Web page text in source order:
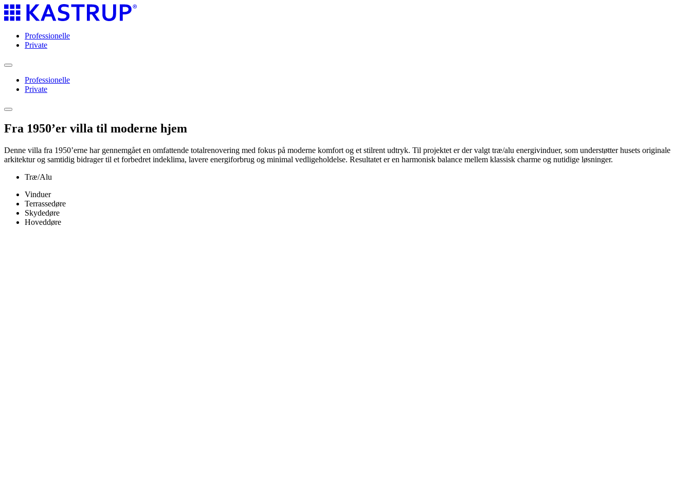
Professionelle​​​​‌ ‍ ​‍​‍‌‍ ‌ ​‍‌‍‍‌‌‍‌ ‌‍‍‌‌‍ ‍​‍​‍​ ‍‍​‍​‍‌ ​ ‌‍​‌‌‍ ‍‌‍‍‌‌ ‌​‌ ‍‌​‍ ‍‌‍‍‌‌‍ ​‍​‍​‍ ​​‍​‍‌‍‍​‌ ​‍‌‍‌‌‌‍‌‍​‍​‍​ ‍‍​‍​‍‌‍‍​‌ ‌​‌ ‌​‌ ​​‌ ​ ​ ‍‍​‍ ​‍ ‌‍‍ ‌‍​‌‌ ​ ‌ ‌​‌ ​‍‌ ‌‌‌ ​​‌ ‌‍‌‍‍‌‌‍ ‍‌‍‌​‌ ‌‌‌‍‌‌‌ ‌​​‍ ‍‌ ​ ‌‍​‌‌‍ ‍‌‍‍‌‌ ‌​‌ ‍‌​‍ ‍‌ ​ ‌ ‌​‌ ‌‌‌‍‌​‌‍‍‌‌‍ ​‍ ‌‍‍‌‌‍ ‍‌ ‌​‌‍‌‌‌‍ ‍‌ ‌​​‍ ‌‍‌‌‌‍‌​‌‍‍‌‌ ‌​​‍ ‌‍ ‌‌‍ ‌‍‌​‌‍‌‌​ ‌‌ ​​‌ ​‍‌‍‌‌‌ ​ ‌‍‌‌‌‍ ‍‌ ‌​‌‍​‌‌ ‌​‌‍‍‌‌‍ ‌‍ ‍​ ‍ ‌‍‍‌‌‍‌​​ ‌‌‍ ‍‌‍​‌‌ ‌‍‌‍‍‌‌‍‌ ‌‍​‌‌ ‌​‌‍‍‌‌‍ ‌‍ ‍​ ‍ ‌ ‌​‌ ‍‌‌ ​​‌‍‌‌​ ‌‌‍ ‍‌‍​‌‌ ‌‍‌‍‍‌‌‍‌ ‌‍​‌‌ ‌​‌‍‍‌‌‍ ‌‍ ‍​ ‍ ‌ ​​‌‍​‌‌ ‌​‌‍‍​​ ‌‌‍ ‌‌‍ ‌ ​‍‌‍‌‌‌​ ​‌‍‍‌‌‍ ‍‌‍‍ ‌ ​ ​‍‌‌​ ‌‌‌​​‍‌‌ ‌‍‍ ‌‍‌‌‌ ‍‌​‍‌‌​ ​ ‌​‌​​‍‌‌​ ​ ‌​‌​​‍‌‌​ ​‍​ ​‍‌‍‌​‌‍‌​‌‍​‍​ ​‌​ ‍‌​ ​‌​ ​‍​ ‌ ‌‍‌​​ ‌ ​ ‌‌​ ‍​​‍‌‌​ ​‍​ ​‍​‍‌‌​ ‌‌‌​‌​​‍ ‍‌‍ ​‌‍​‌‌‍​‍‌‍‌‌‌‍ ​​ ‌‍​‍‌‍​‌‌ ​ ‌‍‌‌‌‌‌‌‌ ​‍‌‍ ​​ ‌‌‍‍​‌ ‌​‌ ‌​‌ ​​‌ ​ ​‍‌‌​ ​ ‌​​‌​‍‌‌​ ​‍‌​‌‍​‍‌‌​ ​‍‌​‌‍‌‍‍ ‌‍​‌‌ ​ ‌ ‌​‌ ​‍‌ ‌‌‌ ​​‌ ‌‍‌‍‍‌‌‍ ‍‌‍‌​‌ ‌‌‌‍‌‌‌ ‌​​‍ ‍‌ ​ ‌‍​‌‌‍ ‍‌‍‍‌‌ ‌​‌ ‍‌​‍ ‍‌ ​ ‌ ‌​‌ ‌‌‌‍‌​‌‍‍‌‌‍ ​‍‌‍‌‍‍‌‌‍‌​​ ‌‌‍ ‍‌‍​‌‌ ‌‍‌‍‍‌‌‍‌ ‌‍​‌‌ ‌​‌‍‍‌‌‍ ‌‍ ‍​‍‌‍‌ ‌​‌ ‍‌‌ ​​‌‍‌‌​ ‌‌‍ ‍‌‍​‌‌ ‌‍‌‍‍‌‌‍‌ ‌‍​‌‌ ‌​‌‍‍‌‌‍ ‌‍ ‍​‍‌‍‌ ​​‌‍​‌‌ ‌​‌‍‍​​ ‌‌‍ ‌‌‍ ‌ ​‍‌‍‌‌‌​ ​‌‍‍‌‌‍ ‍‌‍‍ ‌ ​ ​‍‌‌​ ‌‌‌​​‍‌‌ ‌‍‍ ‌‍‌‌‌ ‍‌​‍‌‌​ ​ ‌​‌​​‍‌‌​ ​ ‌​‌​​‍‌‌​ ​‍​ ​‍‌‍‌​‌‍‌​‌‍​‍​ ​‌​ ‍‌​ ​‌​ ​‍​ ‌ ‌‍‌​​ ‌ ​ ‌‌​ ‍​​‍‌‌​ ​‍​ ​‍​‍‌‌​ ‌‌‌​‌​​‍ ‍‌‍ ​‌‍​‌‌‍​‍‌‍‌‌‌‍ ​​‍‌‍‌ ​​‌‍‌‌‌ ​‍‌ ​ ‌ ​​‌‍‌‌‌‍​ ‌ ‌​‌‍‍‌‌ ‌‍‌‍‌‌​ ‌‌ ​​‌ ‌‌‌‍​‍‌‍ ​‌‍‍‌‌ ​ ‌‍‍​‌‍‌‌‌‍‌​​‍​‍‌ ‌
Private​​​​‌ ‍ ​‍​‍‌‍ ‌ ​‍‌‍‍‌‌‍‌ ‌‍‍‌‌‍ ‍​‍​‍​ ‍‍​‍​‍‌ ​ ‌‍​‌‌‍ ‍‌‍‍‌‌ ‌​‌ ‍‌​‍ ‍‌‍‍‌‌‍ ​‍​‍​‍ ​​‍​‍‌‍‍​‌ ​‍‌‍‌‌‌‍‌‍​‍​‍​ ‍‍​‍​‍‌‍‍​‌ ‌​‌ ‌​‌ ​​‌ ​ ​ ‍‍​‍ ​‍ ‌‍‍ ‌‍​‌‌ ​ ‌ ‌​‌ ​‍‌ ‌‌‌ ​​‌ ‌‍‌‍‍‌‌‍ ‍‌‍‌​‌ ‌‌‌‍‌‌‌ ‌​​‍ ‍‌ ​ ‌‍​‌‌‍ ‍‌‍‍‌‌ ‌​‌ ‍‌​‍ ‍‌ ​ ‌ ‌​‌ ‌‌‌‍‌​‌‍‍‌‌‍ ​‍ ‌‍‍‌‌‍ ‍‌ ‌​‌‍‌‌‌‍ ‍‌ ‌​​‍ ‌‍‌‌‌‍‌​‌‍‍‌‌ ‌​​‍ ‌‍ ‌‌‍ ‌‍‌​‌‍‌‌​ ‌‌ ​​‌ ​‍‌‍‌‌‌ ​ ‌‍‌‌‌‍ ‍‌ ‌​‌‍​‌‌ ‌​‌‍‍‌‌‍ ‌‍ ‍​ ‍ ‌‍‍‌‌‍‌​​ ‌‌‍ ‍‌‍​‌‌ ‌‍‌‍‍‌‌‍‌ ‌‍​‌‌ ‌​‌‍‍‌‌‍ ‌‍ ‍​ ‍ ‌ ‌​‌ ‍‌‌ ​​‌‍‌‌​ ‌‌‍ ‍‌‍​‌‌ ‌‍‌‍‍‌‌‍‌ ‌‍​‌‌ ‌​‌‍‍‌‌‍ ‌‍ ‍​ ‍ ‌ ​​‌‍​‌‌ ‌​‌‍‍​​ ‌‌‍ ‌‌‍ ‌ ​‍‌‍‌‌‌​ ​‌‍‍‌‌‍ ‍‌‍‍ ‌ ​ ​‍‌‌​ ‌‌‌​​‍‌‌ ‌‍‍ ‌‍‌‌‌ ‍‌​‍‌‌​ ​ ‌​‌​​‍‌‌​ ​ ‌​‌​​‍‌‌​ ​‍​ ​‍‌‍‌​​ ‌ ‌‍‌‍‌‍‌‍‌‍‌​‌‍​‌​ ‌‌​ ​ ​ ‌ ​ ​​​ ‌‌​ ‌ ​‍‌‌​ ​‍​ ​‍​‍‌‌​ ‌‌‌​‌​​‍ ‍‌‍ ​‌‍​‌‌‍​‍‌‍‌‌‌‍ ​​ ‌‍​‍‌‍​‌‌ ​ ‌‍‌‌‌‌‌‌‌ ​‍‌‍ ​​ ‌‌‍‍​‌ ‌​‌ ‌​‌ ​​‌ ​ ​‍‌‌​ ​ ‌​​‌​‍‌‌​ ​‍‌​‌‍​‍‌‌​ ​‍‌​‌‍‌‍‍ ‌‍​‌‌ ​ ‌ ‌​‌ ​‍‌ ‌‌‌ ​​‌ ‌‍‌‍‍‌‌‍ ‍‌‍‌​‌ ‌‌‌‍‌‌‌ ‌​​‍ ‍‌ ​ ‌‍​‌‌‍ ‍‌‍‍‌‌ ‌​‌ ‍‌​‍ ‍‌ ​ ‌ ‌​‌ ‌‌‌‍‌​‌‍‍‌‌‍ ​‍‌‍‌‍‍‌‌‍‌​​ ‌‌‍ ‍‌‍​‌‌ ‌‍‌‍‍‌‌‍‌ ‌‍​‌‌ ‌​‌‍‍‌‌‍ ‌‍ ‍​‍‌‍‌ ‌​‌ ‍‌‌ ​​‌‍‌‌​ ‌‌‍ ‍‌‍​‌‌ ‌‍‌‍‍‌‌‍‌ ‌‍​‌‌ ‌​‌‍‍‌‌‍ ‌‍ ‍​‍‌‍‌ ​​‌‍​‌‌ ‌​‌‍‍​​ ‌‌‍ ‌‌‍ ‌ ​‍‌‍‌‌‌​ ​‌‍‍‌‌‍ ‍‌‍‍ ‌ ​ ​‍‌‌​ ‌‌‌​​‍‌‌ ‌‍‍ ‌‍‌‌‌ ‍‌​‍‌‌​ ​ ‌​‌​​‍‌‌​ ​ ‌​‌​​‍‌‌​ ​‍​ ​‍‌‍‌​​ ‌ ‌‍‌‍‌‍‌‍‌‍‌​‌‍​‌​ ‌‌​ ​ ​ ‌ ​ ​​​ ‌‌​ ‌ ​‍‌‌​ ​‍​ ​‍​‍‌‌​ ‌‌‌​‌​​‍ ‍‌‍ ​‌‍​‌‌‍​‍‌‍‌‌‌‍ ​​‍‌‍‌ ​​‌‍‌‌‌ ​‍‌ ​ ‌ ​​‌‍‌‌‌‍​ ‌ ‌​‌‍‍‌‌ ‌‍‌‍‌‌​ ‌‌ ​​‌ ‌‌‌‍​‍‌‍ ​‌‍‍‌‌ ​ ‌‍‍​‌‍‌‌‌‍‌​​‍​‍‌ ‌
Professionelle​​​​‌ ‍ ​‍​‍‌‍ ‌ ​‍‌‍‍‌‌‍‌ ‌‍‍‌‌‍ ‍​‍​‍​ ‍‍​‍​‍‌ ​ ‌‍​‌‌‍ ‍‌‍‍‌‌ ‌​‌ ‍‌​‍ ‍‌‍‍‌‌‍ ​‍​‍​‍ ​​‍​‍‌‍‍​‌ ​‍‌‍‌‌‌‍‌‍​‍​‍​ ‍‍​‍​‍‌‍‍​‌ ‌​‌ ‌​‌ ​​‌ ​ ​ ‍‍​‍ ​‍ ‌‍‍ ‌‍​‌‌ ​ ‌ ‌​‌ ​‍‌ ‌‌‌ ​​‌ ‌‍‌‍‍‌‌‍ ‍‌‍‌​‌ ‌‌‌‍‌‌‌ ‌​​‍ ‍‌ ​ ‌‍​‌‌‍ ‍‌‍‍‌‌ ‌​‌ ‍‌​‍ ‍‌ ​ ‌ ‌​‌ ‌‌‌‍‌​‌‍‍‌‌‍ ​‍ ‌‍‍‌‌‍ ‍‌ ‌​‌‍‌‌‌‍ ‍‌ ‌​​‍ ‌‍‌‌‌‍‌​‌‍‍‌‌ ‌​​‍ ‌‍ ‌‌‍ ‌‍‌​‌‍‌‌​ ‌‌ ​​‌ ​‍‌‍‌‌‌ ​ ‌‍‌‌‌‍ ‍‌ ‌​‌‍​‌‌ ‌​‌‍‍‌‌‍ ‌‍ ‍​ ‍ ‌‍‍‌‌‍‌​​ ‌‌‍ ‍‌‍​‌‌ ‌‍‌‍‍‌‌‍‌ ‌‍​‌‌ ‌​‌‍‍‌‌‍ ‌‍ ‍​ ‍ ‌ ‌​‌ ‍‌‌ ​​‌‍‌‌​ ‌‌‍ ‍‌‍​‌‌ ‌‍‌‍‍‌‌‍‌ ‌‍​‌‌ ‌​‌‍‍‌‌‍ ‌‍ ‍​ ‍ ‌ ​​‌‍​‌‌ ‌​‌‍‍​​ ‌‌‍ ‌‌‍ ‌ ​‍‌‍‌‌‌​ ​‌‍‍‌‌‍ ‍‌‍‍ ‌ ​ ​‍‌‌​ ‌‌‌​​‍‌‌ ‌‍‍ ‌‍‌‌‌ ‍‌​‍‌‌​ ​ ‌​‌​​‍‌‌​ ​ ‌​‌​​‍‌‌​ ​‍​ ​‍‌‍‌​‌‍‌​‌‍​‍​ ​‌​ ‍‌​ ​‌​ ​‍​ ‌ ‌‍‌​​ ‌ ​ ‌‌​ ‍​​‍‌‌​ ​‍​ ​‍​‍‌‌​ ‌‌‌​‌​​‍ ‍‌‍ ​‌‍​‌‌‍​‍‌‍‌‌‌‍ ​​ ‌‍​‍‌‍​‌‌ ​ ‌‍‌‌‌‌‌‌‌ ​‍‌‍ ​​ ‌‌‍‍​‌ ‌​‌ ‌​‌ ​​‌ ​ ​‍‌‌​ ​ ‌​​‌​‍‌‌​ ​‍‌​‌‍​‍‌‌​ ​‍‌​‌‍‌‍‍ ‌‍​‌‌ ​ ‌ ‌​‌ ​‍‌ ‌‌‌ ​​‌ ‌‍‌‍‍‌‌‍ ‍‌‍‌​‌ ‌‌‌‍‌‌‌ ‌​​‍ ‍‌ ​ ‌‍​‌‌‍ ‍‌‍‍‌‌ ‌​‌ ‍‌​‍ ‍‌ ​ ‌ ‌​‌ ‌‌‌‍‌​‌‍‍‌‌‍ ​‍‌‍‌‍‍‌‌‍‌​​ ‌‌‍ ‍‌‍​‌‌ ‌‍‌‍‍‌‌‍‌ ‌‍​‌‌ ‌​‌‍‍‌‌‍ ‌‍ ‍​‍‌‍‌ ‌​‌ ‍‌‌ ​​‌‍‌‌​ ‌‌‍ ‍‌‍​‌‌ ‌‍‌‍‍‌‌‍‌ ‌‍​‌‌ ‌​‌‍‍‌‌‍ ‌‍ ‍​‍‌‍‌ ​​‌‍​‌‌ ‌​‌‍‍​​ ‌‌‍ ‌‌‍ ‌ ​‍‌‍‌‌‌​ ​‌‍‍‌‌‍ ‍‌‍‍ ‌ ​ ​‍‌‌​ ‌‌‌​​‍‌‌ ‌‍‍ ‌‍‌‌‌ ‍‌​‍‌‌​ ​ ‌​‌​​‍‌‌​ ​ ‌​‌​​‍‌‌​ ​‍​ ​‍‌‍‌​‌‍‌​‌‍​‍​ ​‌​ ‍‌​ ​‌​ ​‍​ ‌ ‌‍‌​​ ‌ ​ ‌‌​ ‍​​‍‌‌​ ​‍​ ​‍​‍‌‌​ ‌‌‌​‌​​‍ ‍‌‍ ​‌‍​‌‌‍​‍‌‍‌‌‌‍ ​​‍‌‍‌ ​​‌‍‌‌‌ ​‍‌ ​ ‌ ​​‌‍‌‌‌‍​ ‌ ‌​‌‍‍‌‌ ‌‍‌‍‌‌​ ‌‌ ​​‌ ‌‌‌‍​‍‌‍ ​‌‍‍‌‌ ​ ‌‍‍​‌‍‌‌‌‍‌​​‍​‍‌ ‌
Private​​​​‌ ‍ ​‍​‍‌‍ ‌ ​‍‌‍‍‌‌‍‌ ‌‍‍‌‌‍ ‍​‍​‍​ ‍‍​‍​‍‌ ​ ‌‍​‌‌‍ ‍‌‍‍‌‌ ‌​‌ ‍‌​‍ ‍‌‍‍‌‌‍ ​‍​‍​‍ ​​‍​‍‌‍‍​‌ ​‍‌‍‌‌‌‍‌‍​‍​‍​ ‍‍​‍​‍‌‍‍​‌ ‌​‌ ‌​‌ ​​‌ ​ ​ ‍‍​‍ ​‍ ‌‍‍ ‌‍​‌‌ ​ ‌ ‌​‌ ​‍‌ ‌‌‌ ​​‌ ‌‍‌‍‍‌‌‍ ‍‌‍‌​‌ ‌‌‌‍‌‌‌ ‌​​‍ ‍‌ ​ ‌‍​‌‌‍ ‍‌‍‍‌‌ ‌​‌ ‍‌​‍ ‍‌ ​ ‌ ‌​‌ ‌‌‌‍‌​‌‍‍‌‌‍ ​‍ ‌‍‍‌‌‍ ‍‌ ‌​‌‍‌‌‌‍ ‍‌ ‌​​‍ ‌‍‌‌‌‍‌​‌‍‍‌‌ ‌​​‍ ‌‍ ‌‌‍ ‌‍‌​‌‍‌‌​ ‌‌ ​​‌ ​‍‌‍‌‌‌ ​ ‌‍‌‌‌‍ ‍‌ ‌​‌‍​‌‌ ‌​‌‍‍‌‌‍ ‌‍ ‍​ ‍ ‌‍‍‌‌‍‌​​ ‌‌‍ ‍‌‍​‌‌ ‌‍‌‍‍‌‌‍‌ ‌‍​‌‌ ‌​‌‍‍‌‌‍ ‌‍ ‍​ ‍ ‌ ‌​‌ ‍‌‌ ​​‌‍‌‌​ ‌‌‍ ‍‌‍​‌‌ ‌‍‌‍‍‌‌‍‌ ‌‍​‌‌ ‌​‌‍‍‌‌‍ ‌‍ ‍​ ‍ ‌ ​​‌‍​‌‌ ‌​‌‍‍​​ ‌‌‍ ‌‌‍ ‌ ​‍‌‍‌‌‌​ ​‌‍‍‌‌‍ ‍‌‍‍ ‌ ​ ​‍‌‌​ ‌‌‌​​‍‌‌ ‌‍‍ ‌‍‌‌‌ ‍‌​‍‌‌​ ​ ‌​‌​​‍‌‌​ ​ ‌​‌​​‍‌‌​ ​‍​ ​‍‌‍‌​​ ‌ ‌‍‌‍‌‍‌‍‌‍‌​‌‍​‌​ ‌‌​ ​ ​ ‌ ​ ​​​ ‌‌​ ‌ ​‍‌‌​ ​‍​ ​‍​‍‌‌​ ‌‌‌​‌​​‍ ‍‌‍ ​‌‍​‌‌‍​‍‌‍‌‌‌‍ ​​ ‌‍​‍‌‍​‌‌ ​ ‌‍‌‌‌‌‌‌‌ ​‍‌‍ ​​ ‌‌‍‍​‌ ‌​‌ ‌​‌ ​​‌ ​ ​‍‌‌​ ​ ‌​​‌​‍‌‌​ ​‍‌​‌‍​‍‌‌​ ​‍‌​‌‍‌‍‍ ‌‍​‌‌ ​ ‌ ‌​‌ ​‍‌ ‌‌‌ ​​‌ ‌‍‌‍‍‌‌‍ ‍‌‍‌​‌ ‌‌‌‍‌‌‌ ‌​​‍ ‍‌ ​ ‌‍​‌‌‍ ‍‌‍‍‌‌ ‌​‌ ‍‌​‍ ‍‌ ​ ‌ ‌​‌ ‌‌‌‍‌​‌‍‍‌‌‍ ​‍‌‍‌‍‍‌‌‍‌​​ ‌‌‍ ‍‌‍​‌‌ ‌‍‌‍‍‌‌‍‌ ‌‍​‌‌ ‌​‌‍‍‌‌‍ ‌‍ ‍​‍‌‍‌ ‌​‌ ‍‌‌ ​​‌‍‌‌​ ‌‌‍ ‍‌‍​‌‌ ‌‍‌‍‍‌‌‍‌ ‌‍​‌‌ ‌​‌‍‍‌‌‍ ‌‍ ‍​‍‌‍‌ ​​‌‍​‌‌ ‌​‌‍‍​​ ‌‌‍ ‌‌‍ ‌ ​‍‌‍‌‌‌​ ​‌‍‍‌‌‍ ‍‌‍‍ ‌ ​ ​‍‌‌​ ‌‌‌​​‍‌‌ ‌‍‍ ‌‍‌‌‌ ‍‌​‍‌‌​ ​ ‌​‌​​‍‌‌​ ​ ‌​‌​​‍‌‌​ ​‍​ ​‍‌‍‌​​ ‌ ‌‍‌‍‌‍‌‍‌‍‌​‌‍​‌​ ‌‌​ ​ ​ ‌ ​ ​​​ ‌‌​ ‌ ​‍‌‌​ ​‍​ ​‍​‍‌‌​ ‌‌‌​‌​​‍ ‍‌‍ ​‌‍​‌‌‍​‍‌‍‌‌‌‍ ​​‍‌‍‌ ​​‌‍‌‌‌ ​‍‌ ​ ‌ ​​‌‍‌‌‌‍​ ‌ ‌​‌‍‍‌‌ ‌‍‌‍‌‌​ ‌‌ ​​‌ ‌‌‌‍​‍‌‍ ​‌‍‍‌‌ ​ ‌‍‍​‌‍‌‌‌‍‌​​‍​‍‌ ‌
Fra 1950’er villa til moderne hjem
Denne villa fra 1950’erne har gennemgået en omfattende totalrenovering med fokus på moderne komfort og et stilrent udtryk. Til projektet er der valgt træ/alu energivinduer, som understøtter husets originale
arkitektur og samtidig bidrager til et forbedret indeklima, lavere energiforbrug og minimal vedligeholdelse. Resultatet er en harmonisk balance mellem klassisk charme og nutidige løsninger.
Træ/Alu
Vinduer
Terrassedøre
Skydedøre
Hoveddøre